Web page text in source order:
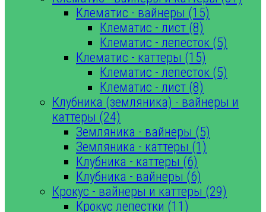
Клематис - вайнеры (15)
Клематис - лист (8)
Клематис - лепесток (5)
Клематис - каттеры (15)
Клематис - лепесток (5)
Клематис - лист (8)
Клубника (земляника) - вайнеры и
каттеры (24)
Земляника - вайнеры (5)
Земляника - каттеры (1)
Клубника - каттеры (6)
Клубника - вайнеры (6)
Крокус - вайнеры и каттеры (29)
Крокус лепестки (11)